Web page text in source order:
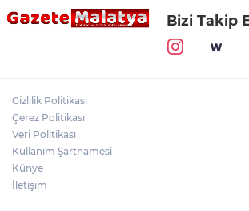
Bizi Takip
Gizlilik Politikası
Çerez Politikası
Veri Politikası
Kullanım Şartnamesi
Künye
İletişim